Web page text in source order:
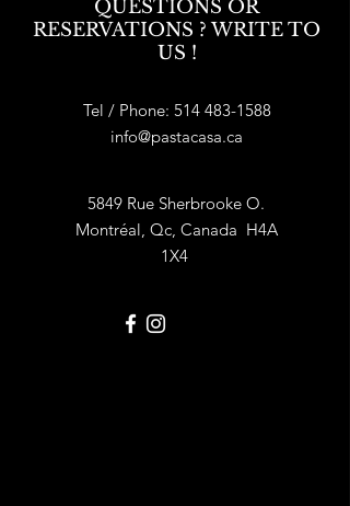
QUESTIONS OR
RESERVATIONS ? WRITE TO
US !
Tel / Phone: 514 483-1588
info@pastacasa.ca
5849 Rue Sherbrooke O.
Montréal, Qc, Canada H4A
1X4